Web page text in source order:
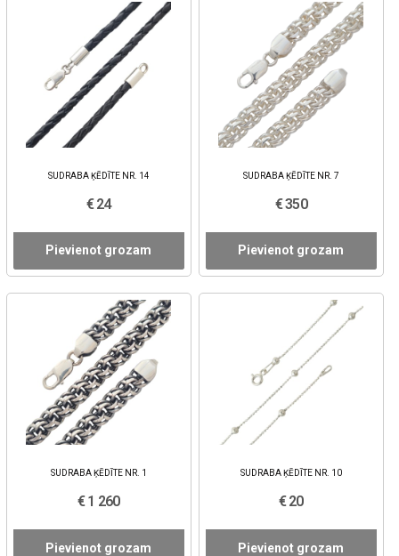
SUDRABA ĶĒDĪTE NR. 14
€ 24
Pievienot grozam
SUDRABA ĶĒDĪTE NR. 7
€ 350
Pievienot grozam
SUDRABA ĶĒDĪTE NR. 1
€ 1 260
Pievienot grozam
SUDRABA ĶĒDĪTE NR. 10
€ 20
Pievienot grozam